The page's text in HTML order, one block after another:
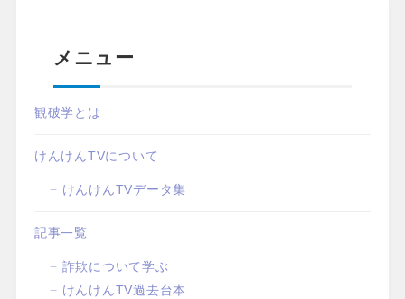
メニュー
観破学とは
けんけんTVについて
けんけんTVデータ集
記事一覧
詐欺について学ぶ
けんけんTV過去台本